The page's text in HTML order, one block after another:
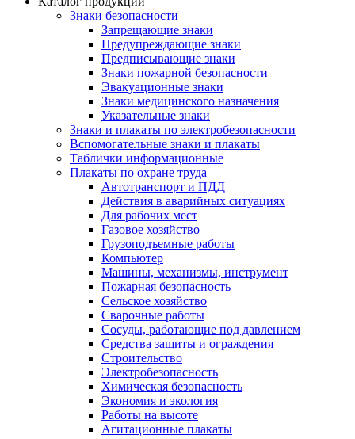
Знаки безопасности
Запрещающие знаки
Предупреждающие знаки
Предписывающие знаки
Знаки пожарной безопасности
Эвакуационные знаки
Знаки медицинского назначения
Указательные знаки
Знаки и плакаты по электробезопасности
Вспомогательные знаки и плакаты
Таблички информационные
Плакаты по охране труда
Автотранспорт и ПДД
Действия в аварийных ситуациях
Для рабочих мест
Газовое хозяйство
Грузоподъемные работы
Компьютер
Машины, механизмы, инструмент
Пожарная безопасность
Сельское хозяйство
Сварочные работы
Сосуды, работающие под давлением
Средства защиты и ограждения
Строительство
Электробезопасность
Химическая безопасность
Экономия и экология
Работы на высоте
Агитационные плакаты